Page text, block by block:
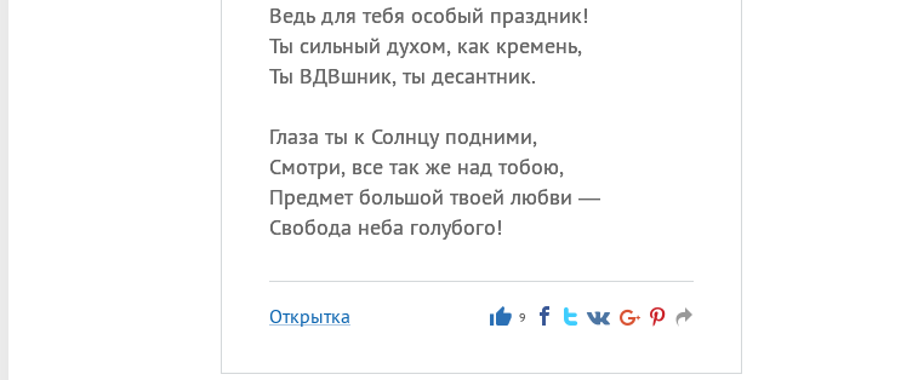
Ведь для тебя особый праздник!
Ты сильный духом, как кремень,
Ты ВДВшник, ты десантник.
Глаза ты к Солнцу подними,
Смотри, все так же над тобою,
Предмет большой твоей любви —
Свобода неба голубого!
Открытка 9